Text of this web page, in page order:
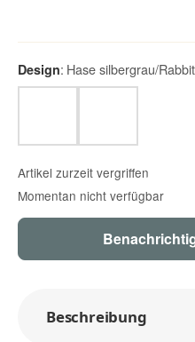
Design Hase silbergrau/
Löwe/LionHase rostrot/Rabbit
Artikel zurzeit vergriffen
Momentan nicht verfügbar
Beschreibung